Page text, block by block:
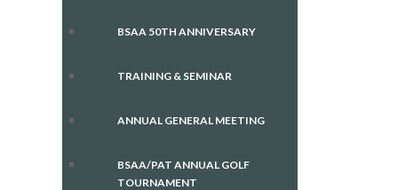
BSAA 50TH ANNIVERSARY
TRAINING & SEMINAR
ANNUAL GENERAL MEETING
BSAA/PAT ANNUAL GOLF
TOURNAMENT